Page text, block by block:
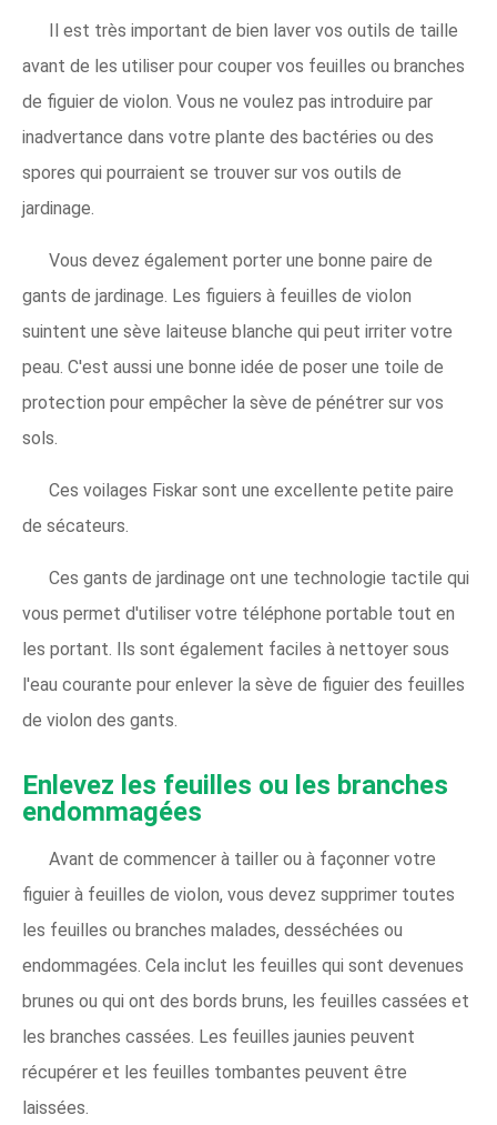
Il est très important de bien laver vos outils de taille
avant de les utiliser pour couper vos feuilles ou branches
de figuier de violon. Vous ne voulez pas introduire par
inadvertance dans votre plante des bactéries ou des
spores qui pourraient se trouver sur vos outils de
jardinage.
Vous devez également porter une bonne paire de
gants de jardinage. Les figuiers à feuilles de violon
suintent une sève laiteuse blanche qui peut irriter votre
peau. C'est aussi une bonne idée de poser une toile de
protection pour empêcher la sève de pénétrer sur vos
sols.
Ces voilages Fiskar sont une excellente petite paire
de sécateurs.
Ces gants de jardinage ont une technologie tactile qui
vous permet d'utiliser votre téléphone portable tout en
les portant. Ils sont également faciles à nettoyer sous
l'eau courante pour enlever la sève de figuier des feuilles
de violon des gants.
Enlevez les feuilles ou les branches
endommagées
Avant de commencer à tailler ou à façonner votre
figuier à feuilles de violon, vous devez supprimer toutes
les feuilles ou branches malades, desséchées ou
endommagées. Cela inclut les feuilles qui sont devenues
brunes ou qui ont des bords bruns, les feuilles cassées et
les branches cassées. Les feuilles jaunies peuvent
récupérer et les feuilles tombantes peuvent être
laissées.